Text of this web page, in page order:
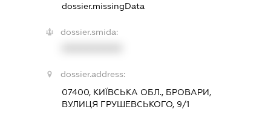
dossier.missingData
dossier.smida:
dossier.address:
07400, КИЇВСЬКА ОБЛ., БРОВАРИ,
ВУЛИЦЯ ГРУШЕВСЬКОГО, 9/1